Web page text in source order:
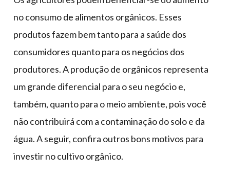
no consumo de alimentos orgânicos. Esses
produtos fazem bem tanto para a saúde dos
consumidores quanto para os negócios dos
produtores. A produção de orgânicos representa
um grande diferencial para o seu negócio e,
também, quanto para o meio ambiente, pois você
não contribuirá com a contaminação do solo e da
água. A seguir, confira outros bons motivos para
investir no cultivo orgânico.